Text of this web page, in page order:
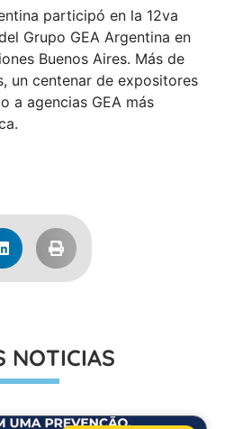
participó en la 12va
Grupo GEA Argentina en
Buenos Aires. Más de
un centenar de expositores
a agencias GEA más
NOTICIAS